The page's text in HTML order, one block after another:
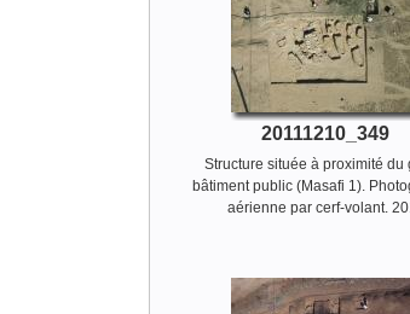
20111210_349
Structure située à proximité du
bâtiment public (Masafi 1).
aérienne par cerf-volant.